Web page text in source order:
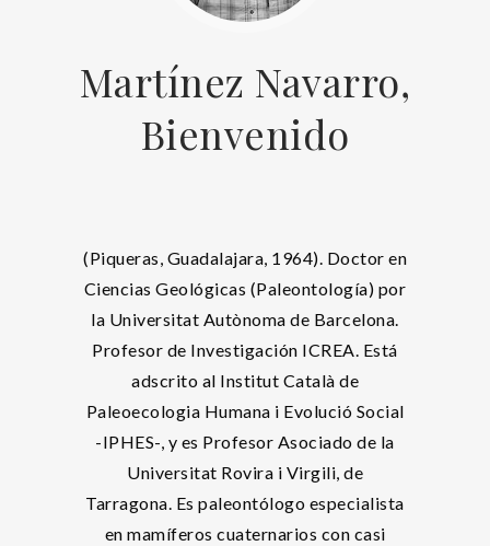
Martínez Navarro,
Bienvenido
(Piqueras, Guadalajara, 1964). Doctor en
Ciencias Geológicas (Paleontología) por
la Universitat Autònoma de Barcelona.
Profesor de Investigación ICREA. Está
adscrito al Institut Català de
Paleoecologia Humana i Evolució Social
-IPHES-, y es Profesor Asociado de la
Universitat Rovira i Virgili, de
Tarragona. Es paleontólogo especialista
en mamíferos cuaternarios con casi